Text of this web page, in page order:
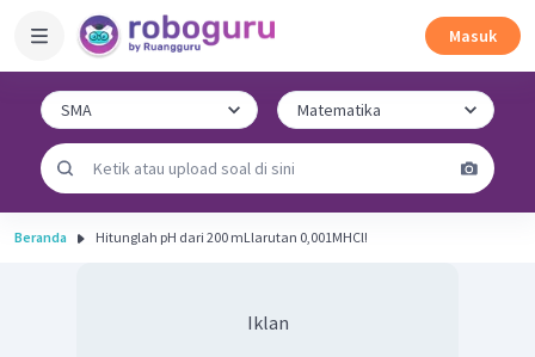
Masuk
Beranda Hitunglah pH dari 200 mLlarutan 0,001MHCl!
Iklan